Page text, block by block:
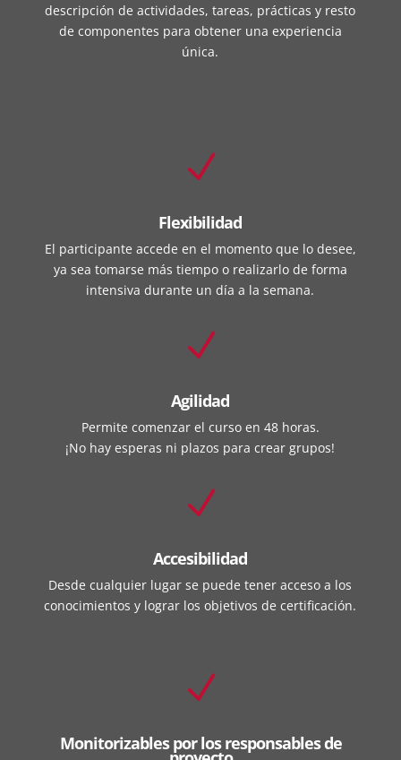
descripción de actividades, tareas, prácticas y resto
de componentes para obtener una experiencia
única.
N
Flexibilidad
El participante accede en el momento que lo desee,
ya sea tomarse más tiempo o realizarlo de forma
intensiva durante un día a la semana.
N
Agilidad
Permite comenzar el curso en 48 horas.
¡No hay esperas ni plazos para crear grupos!
N
Accesibilidad
Desde cualquier lugar se puede tener acceso a los
conocimientos y lograr los objetivos de certificación.
N
Monitorizables por los responsables de